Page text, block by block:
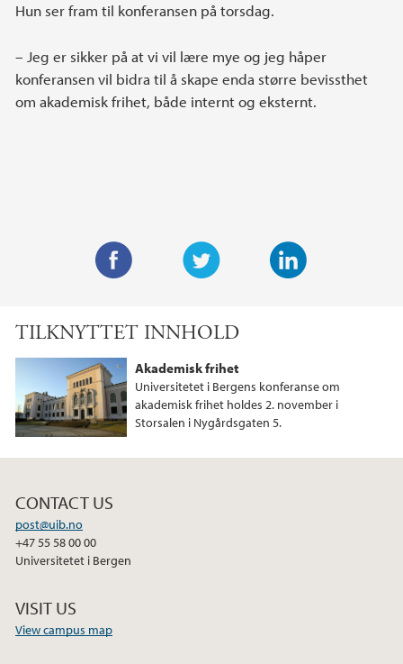
Hun ser fram til konferansen på torsdag.
– Jeg er sikker på at vi vil lære mye og jeg håper
konferansen vil bidra til å skape enda større bevissthet
om akademisk frihet, både internt og eksternt.
i
t
e
r
e
d
I
e
b
o
o
TILKNYTTET INNHOLD
Akademisk frihet
Universitetet i Bergens konferanse om
akademisk frihet holdes 2. november i
Storsalen i Nygårdsgaten 5.
CONTACT US
post@uib.no
+47 55 58 00 00
Universitetet i Bergen
VISIT US
View campus map